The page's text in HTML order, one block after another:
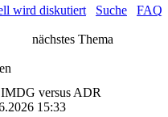
wird diskutiert Suche FAQ
nächstes Thema
versus ADR
15:33